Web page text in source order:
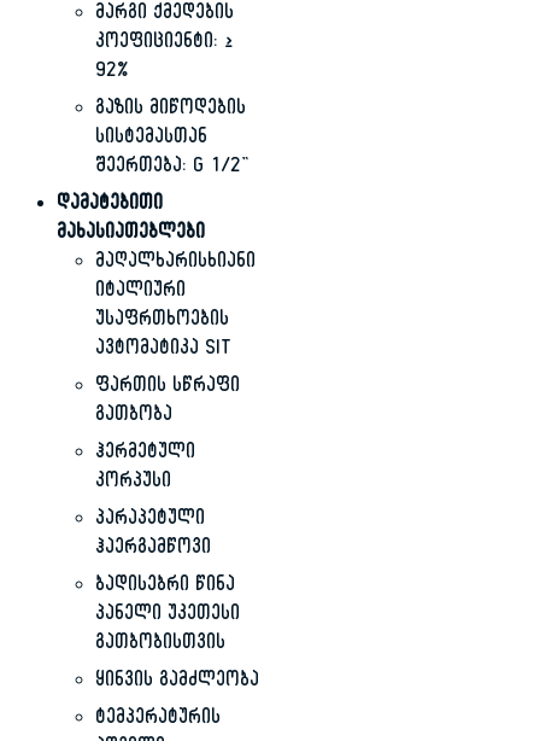
მარგი ქმედების
კოეფიციენტი: ≥
92%
გაზის მიწოდების
სისტემასთან
შეერთება: G 1/2”
დამატებითი
მახასიათებლები
მაღალხარისხიანი
იტალიური
უსაფრთხოების
ავტომატიკა SIT
ფართის სწრაფი
გათბობა
ჰერმეტული
კორპუსი
პარაპეტული
ჰაერგამწოვი
ბადისებრი წინა
პანელი უკეთესი
გათბობისთვის
ყინვის გამძლეობა
ტემპერატურის